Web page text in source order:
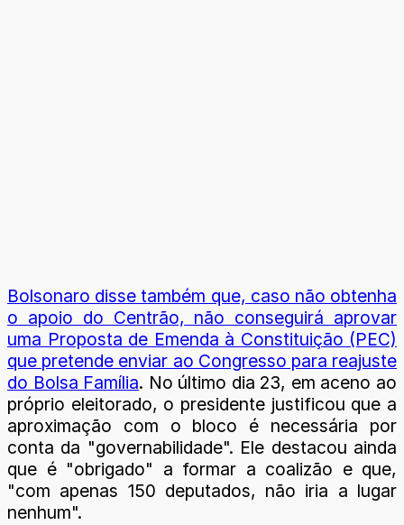
Bolsonaro disse também que, caso não obtenha
o apoio do Centrão, não conseguirá aprovar
uma Proposta de Emenda à Constituição (PEC)
que pretende enviar ao Congresso para reajuste
do Bolsa Família. No último dia 23, em aceno ao
próprio eleitorado, o presidente justificou que a
aproximação com o bloco é necessária por
conta da "governabilidade". Ele destacou ainda
que é "obrigado" a formar a coalizão e que,
"com apenas 150 deputados, não iria a lugar
nenhum".